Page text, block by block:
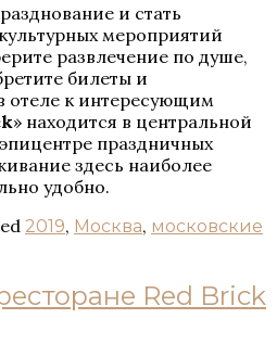
и стать
мероприятий
развлечение по душе,
билеты и
отеле к интересующим
» находится в центральной
праздничных
здесь наиболее
удобно.
2019, Москва, московские
Red Brick